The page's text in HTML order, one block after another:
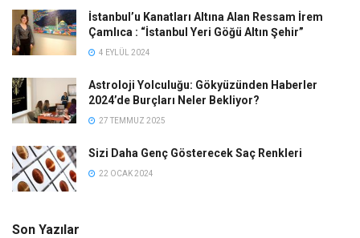
İstanbul’u Kanatları Altına Alan Ressam İrem
Çamlıca : “İstanbul Yeri Göğü Altın Şehir”
4 EYLÜL 2024
Astroloji Yolculuğu: Gökyüzünden Haberler
2024’de Burçları Neler Bekliyor?
27 TEMMUZ 2025
Sizi Daha Genç Gösterecek Saç Renkleri
22 OCAK 2024
Son Yazılar